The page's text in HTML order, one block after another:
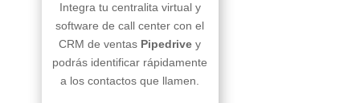
Integra tu centralita virtual y
software de call center con el
CRM de ventas Pipedrive y
podrás identificar rápidamente
a los contactos que llamen.